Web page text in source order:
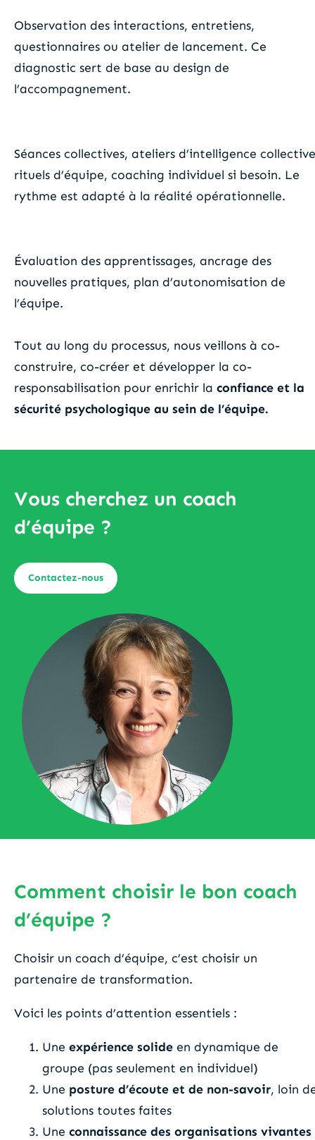
Observation des interactions, entretiens,
questionnaires ou atelier de lancement. Ce
diagnostic sert de base au design de
l’accompagnement.
Séances collectives, ateliers d’intelligence
rituels d’équipe, coaching individuel si besoin. Le
rythme est adapté à la réalité opérationnelle.
Évaluation des apprentissages, ancrage des
nouvelles pratiques, plan d’autonomisation de
l’équipe.
Tout au long du processus, nous veillons à co-
construire, co-créer et développer la co-
responsabilisation pour enrichir la confiance et la
sécurité psychologique au sein de l’équipe.
Vous cherchez un coach
d’équipe ?
Contactez-nous
Comment choisir le bon coach
d’équipe ?
Choisir un coach d’équipe, c’est choisir un
partenaire de transformation.
Voici les points d’attention essentiels :
Une expérience solide en dynamique de
groupe (pas seulement en individuel)
Une posture d’écoute et de non-savoir, loin
solutions toutes faites
Une connaissance des organisations vivantes